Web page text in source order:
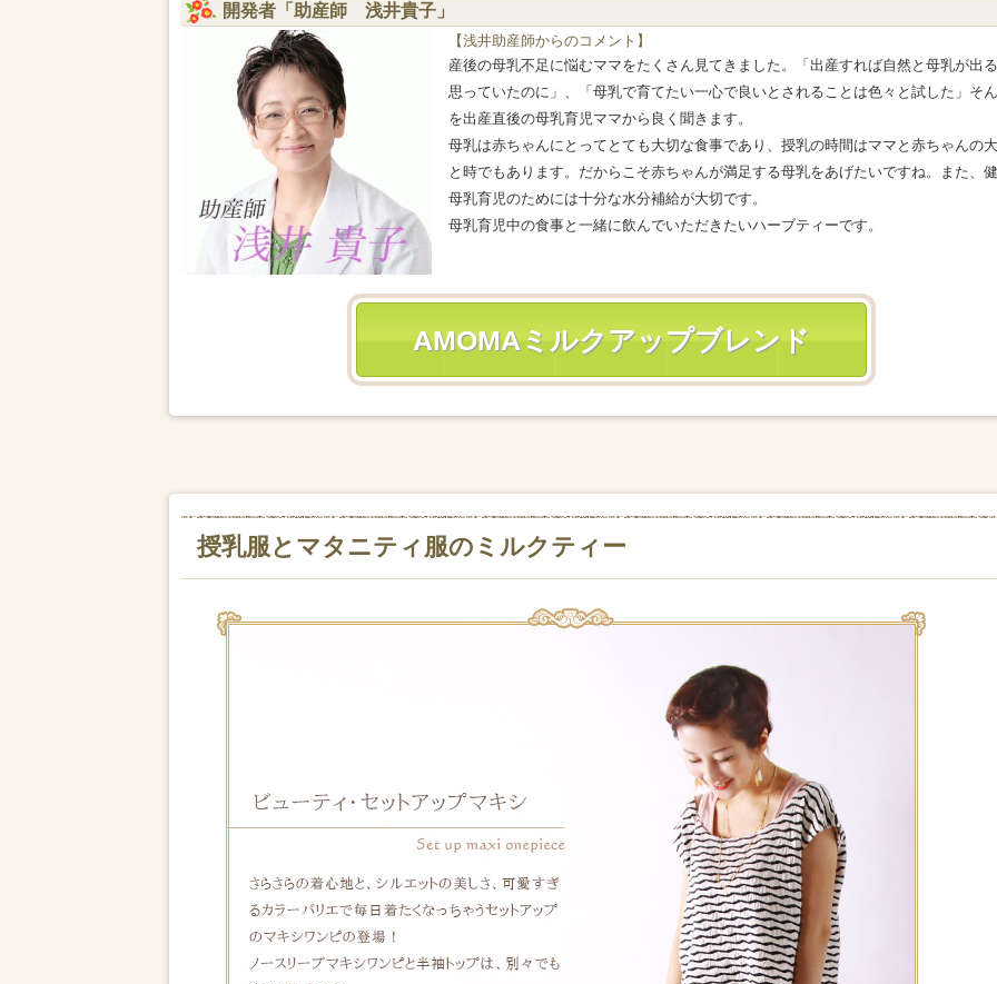
開発者「助産師 浅井貴子」
【浅井助産師からのコメント】
産後の母乳不足に悩むママをたくさん見てきました。「出産すれば自然と母乳が出
思っていたのに」、「母乳で育てたい一心で良いとされることは色々と試した」そ
を出産直後の母乳育児ママから良く聞きます。
母乳は赤ちゃんにとってとても大切な食事であり、授乳の時間はママと赤ちゃんの
と時でもあります。だからこそ赤ちゃんが満足する母乳をあげたいですね。また、
母乳育児のためには十分な水分補給が大切です。
母乳育児中の食事と一緒に飲んでいただきたいハーブティーです。
AMOMAミルクアップブレンド
授乳服とマタニティ服のミルクティー